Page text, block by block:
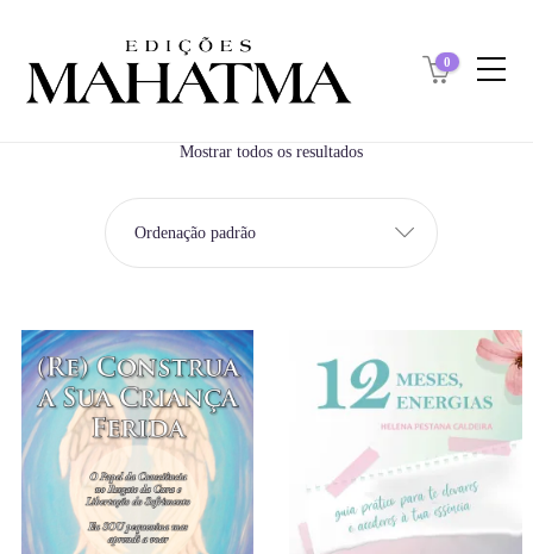
0
Mostrar todos os resultados
Ordenação padrão